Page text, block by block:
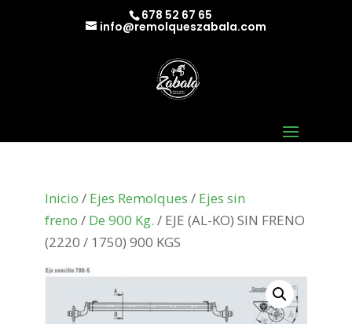
678 52 67 65
info@remolqueszabala.com
Inicio / Ejes Remolques / Ejes sin
freno / De 900 Kg. / EJE (AL-KO) SIN FRENO
(2220 / 1750) 900 KGS